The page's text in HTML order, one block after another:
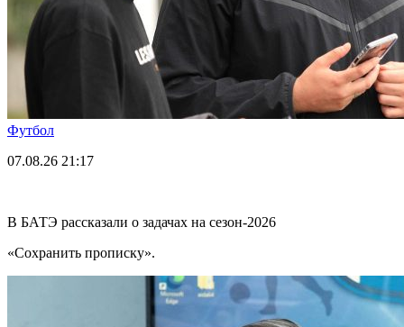
Футбол
07.08.26 21:17
В БАТЭ рассказали о задачах на сезон-2026
«Сохранить прописку».